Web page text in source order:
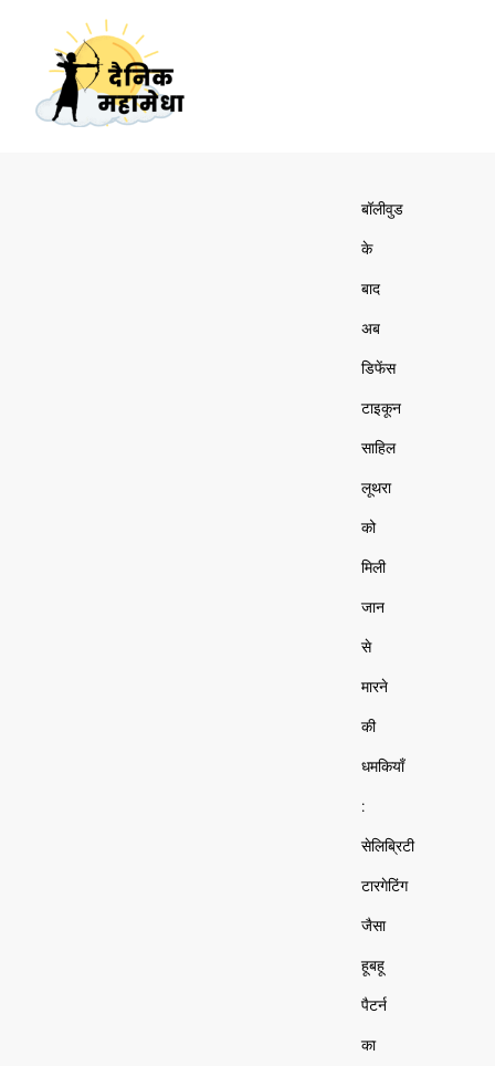
बॉलीवुड
के
बाद
अब
डिफेंस
टाइकून
साहिल
लूथरा
को
मिली
जान
से
मारने
की
धमकियाँ
:
सेलिब्रिटी
टारगेटिंग
जैसा
हूबहू
पैटर्न
का